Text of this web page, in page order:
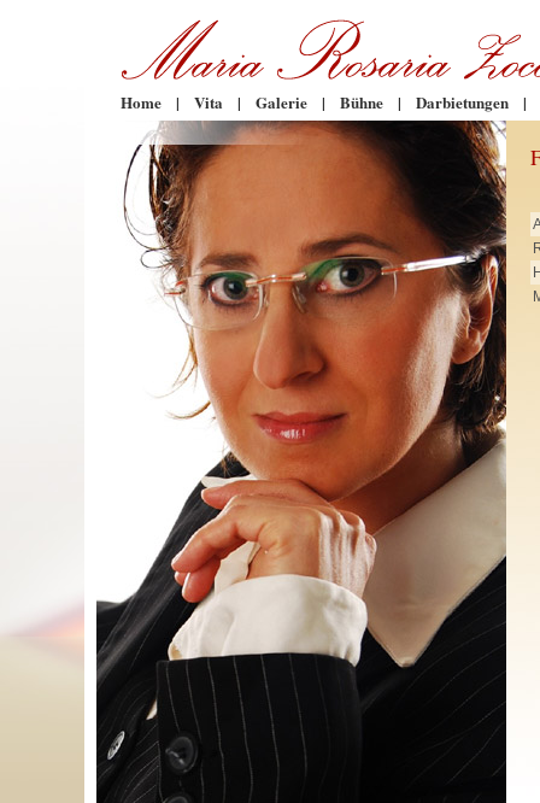
Home | Vita | Galerie | Bühne | Darbietungen |